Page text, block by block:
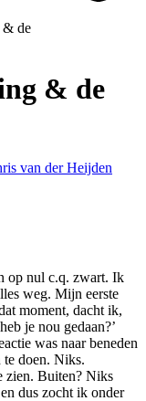
& de
& de
van der Heijden
op nul c.q. zwart. Ik
weg. Mijn eerste
moment, dacht ik,
je nou gedaan?’
was naar beneden
te doen. Niks.
zien. Buiten? Niks
dus zocht ik onder